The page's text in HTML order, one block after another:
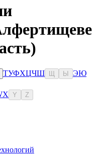
ТУФХЦЧШ Ы ЭЮ
X Y Z